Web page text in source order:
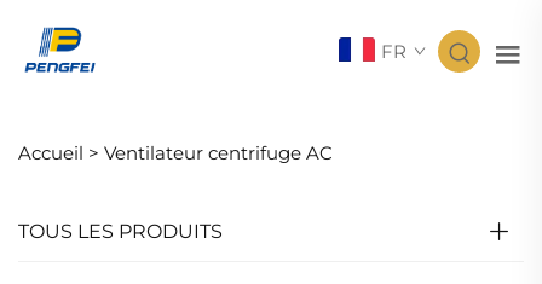
FR
Accueil > Ventilateur centrifuge AC
TOUS LES PRODUITS